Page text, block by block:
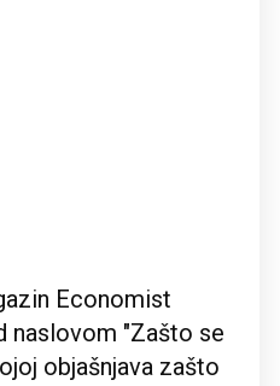
Economist
naslovom "Zašto se
objašnjava zašto